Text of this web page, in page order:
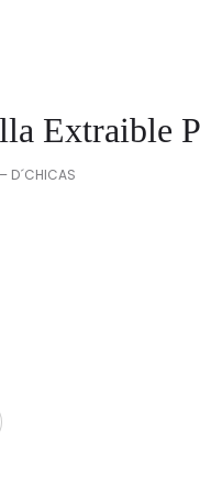
Extraible